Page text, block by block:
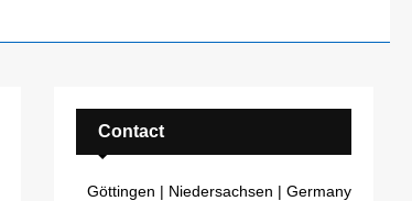
Contact
Göttingen | Niedersachsen | Germany